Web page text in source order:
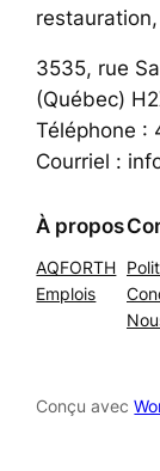
3535, rue
(Québec)
Téléphone
Courriel :
À propos
AQFORTH
Emplois
Conçu avec